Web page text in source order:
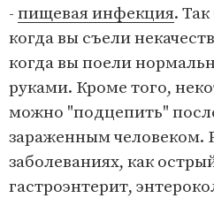
- пищевая инфекция.
когда вы съели
когда вы поели
руками. Кроме того,
можно "подцепить"
зараженным человеком.
заболеваниях, как
гастроэнтерит,